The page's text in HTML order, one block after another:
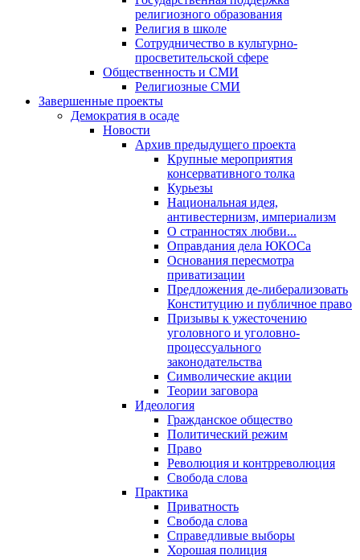
религиозного образования
Религия в школе
Сотрудничество в культурно-
просветительской сфере
Общественность и СМИ
Религиозные СМИ
Завершенные проекты
Демократия в осаде
Новости
Архив предыдущего проекта
Крупные мероприятия
консервативного толка
Курьезы
Национальная идея,
антивестернизм, империализм
О странностях любви...
Оправдания дела ЮКОСа
Основания пересмотра
приватизации
Предложения де-либерализовать
Конституцию и публичное право
Призывы к ужесточению
уголовного и уголовно-
процессуального
законодательства
Символические акции
Теории заговора
Идеология
Гражданское общество
Политический режим
Право
Революция и контрреволюция
Свобода слова
Практика
Приватность
Свобода слова
Справедливые выборы
Хорошая полиция